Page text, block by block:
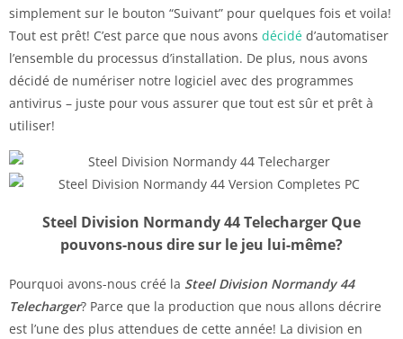
simplement sur le bouton “Suivant” pour quelques fois et voila!
Tout est prêt! C’est parce que nous avons décidé d’automatiser
l’ensemble du processus d’installation. De plus, nous avons
décidé de numériser notre logiciel avec des programmes
antivirus – juste pour vous assurer que tout est sûr et prêt à
utiliser!
Steel Division Normandy 44 Telecharger Que
pouvons-nous dire sur le jeu lui-même?
Pourquoi avons-nous créé la Steel Division Normandy 44
Telecharger? Parce que la production que nous allons décrire
est l’une des plus attendues de cette année! La division en